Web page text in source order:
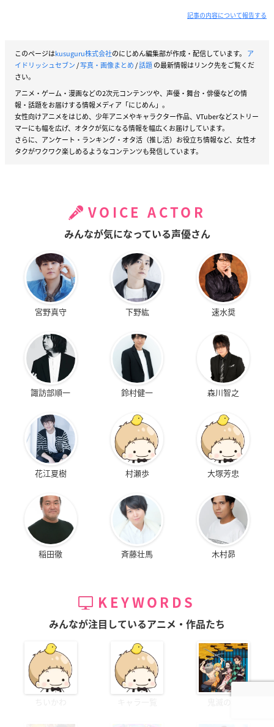
記事の内容について報告する
このページはkusuguru株式会社のにじめん編集部が作成・配信しています。 ア
イドリッシュセブン/写真・画像まとめ/話題の最新情報はリンク先をご覧くだ
さい。
アニメ・ゲーム・漫画などの2次元コンテンツや、声優・舞台・俳優などの情
報・話題をお届けする情報メディア「にじめん」。
女性向けアニメをはじめ、少年アニメやキャラクター作品、VTuberなどストリー
マーにも幅を広げ、オタクが気になる情報を幅広くお届けしています。
さらに、アンケート・ランキング・オタ活（推し活）お役立ち情報など、女性オ
タクがワクワク楽しめるようなコンテンツも発信しています。
VOICE ACTOR
みんなが気になっている声優さん
宮野真守 下野紘 速水奨
諏訪部順一 鈴村健一 森川智之
花江夏樹 村瀬歩 大塚芳忠
稲田徹 斉藤壮馬 木村昴
KEYWORDS
みんなが注目しているアニメ・作品たち